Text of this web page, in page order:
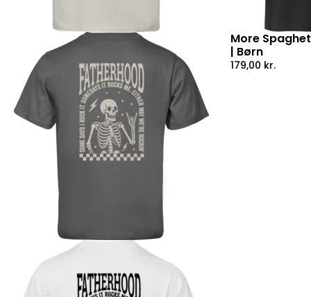
More
| Børn
179,00 kr.